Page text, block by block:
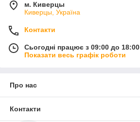
м. Киверцы
Киверцы, Україна
Контакти
Сьогодні працює з 09:00 до 18:00
Показати весь графік роботи
Про нас
Контакти